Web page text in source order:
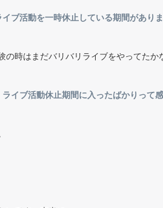
ブ活動を一時休止している期間があり
の時はまだバリバリライブをやってた
イブ活動休止期間に入ったばかりって感